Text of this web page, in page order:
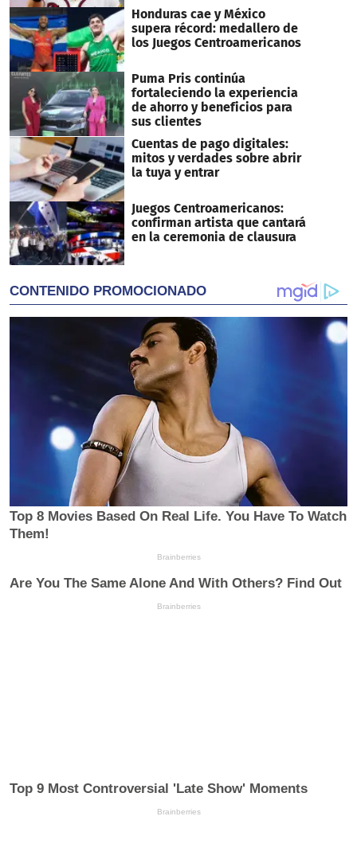
Honduras cae y México
supera récord: medallero de
los Juegos Centroamericanos
Puma Pris continúa
fortaleciendo la experiencia
de ahorro y beneficios para
sus clientes
Cuentas de pago digitales:
mitos y verdades sobre abrir
la tuya y entrar
Juegos Centroamericanos:
confirman artista que cantará
en la ceremonia de clausura